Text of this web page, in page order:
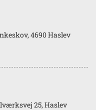
4690 Haslev
25, Haslev